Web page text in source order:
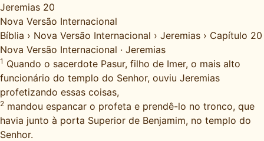
Jeremias 20
Nova Versão Internacional
Bíblia › Nova Versão Internacional › Jeremias › Capítulo 20
Nova Versão Internacional · Jeremias
1 Quando o sacerdote Pasur, filho de Imer, o mais alto
funcionário do templo do Senhor, ouviu Jeremias
profetizando essas coisas,
2 mandou espancar o profeta e prendê-lo no tronco, que
havia junto à porta Superior de Benjamim, no templo do
Senhor.